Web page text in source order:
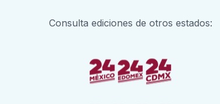
Consulta ediciones de otros estados: